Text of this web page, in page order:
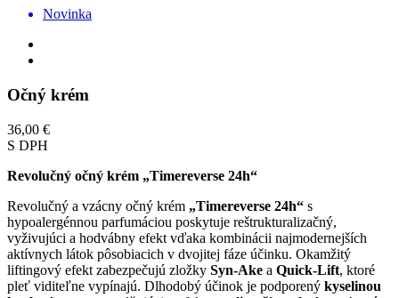
Novinka
Očný krém
36,00 €
S DPH
Revolučný očný krém „Timereverse 24h“
Revolučný a vzácny očný krém „Timereverse 24h“ s
hypoalergénnou parfumáciou poskytuje reštrukturalizačný,
vyživujúci a hodvábny efekt vďaka kombinácii najmodernejších
aktívnych látok pôsobiacich v dvojitej fáze účinku. Okamžitý
liftingový efekt zabezpečujú zložky Syn-Ake a Quick-Lift, ktoré
pleť viditeľne vypínajú. Dlhodobý účinok je podporený kyselinou